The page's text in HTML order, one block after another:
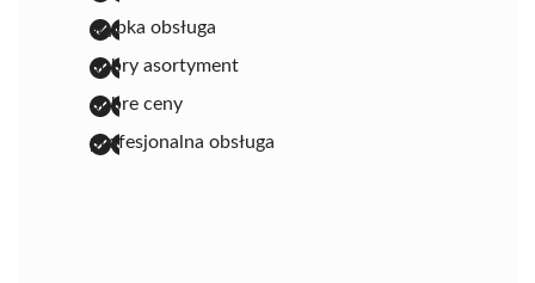
szybka obsługa
dobry asortyment
dobre ceny
profesjonalna obsługa